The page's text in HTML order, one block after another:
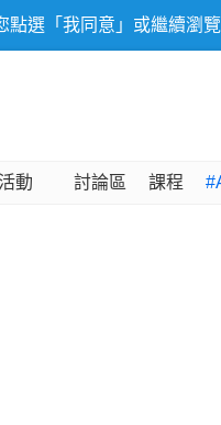
選「我同意」或繼續瀏
活動 討論區 課程